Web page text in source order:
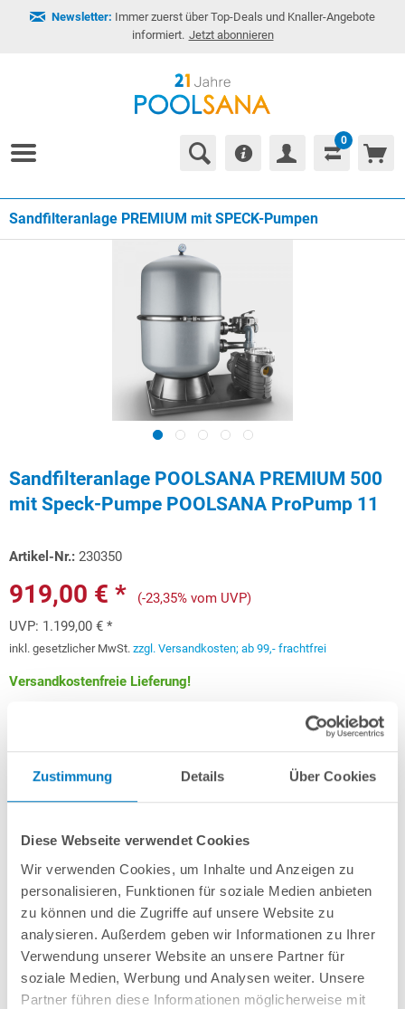
Zustimmung Details Über Cookies
Diese Webseite verwendet Cookies
Wir verwenden Cookies, um Inhalte und Anzeigen zu
personalisieren, Funktionen für soziale Medien anbieten
zu können und die Zugriffe auf unsere Website zu
analysieren. Außerdem geben wir Informationen zu Ihrer
Verwendung unserer Website an unsere Partner für
soziale Medien, Werbung und Analysen weiter. Unsere
Partner führen diese Informationen möglicherweise mit
Newsletter: Immer zuerst über Top-Deals und Knaller-Angebote
informiert. Jetzt abonnieren
0
Sandfilteranlage PREMIUM mit SPECK-Pumpen
Sandfilteranlage POOLSANA PREMIUM 500
mit Speck-Pumpe POOLSANA ProPump 11
Artikel-Nr.: 230350
919,00 € *
(-23,35% vom UVP)
UVP: 1.199,00 € *
inkl. gesetzlicher MwSt. zzgl. Versandkosten; ab 99,- frachtfrei
Versandkostenfreie Lieferung!
Weitere Informationen
KunststoffØ 500 mm
Original selbstansaugende SPECK-Pumpe POOLSANA ProPump 11
Vorfilter; inkl. Montiertem Anschlusskabel mit Netzstecker;Made in
Germany
Filterleistung: 13 m³/h bei 690 Watt / 230 V
TÜV- und GS-geprüft